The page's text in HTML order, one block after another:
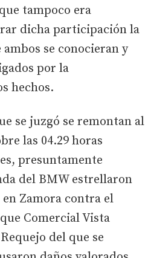
tampoco era
dicha participación la
se conocieran y
por la
hechos.
se juzgó se remontan al
las 04.29 horas
presuntamente
del BMW estrellaron
Zamora contra el
Comercial Vista
del que se